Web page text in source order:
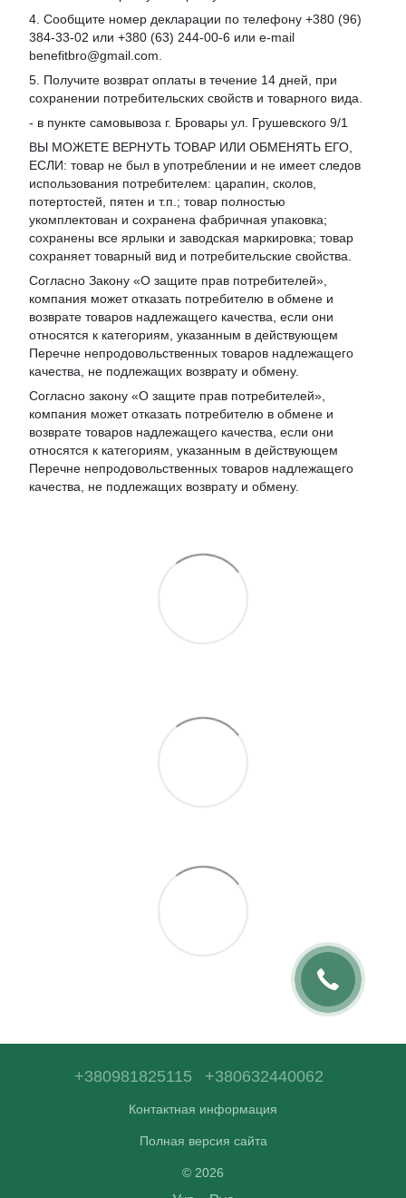
4. Сообщите номер декларации по телефону +380 (96)
384-33-02 или +380 (63) 244-00-6 или e-mail
benefitbro@gmail.com.
5. Получите возврат оплаты в течение 14 дней, при
сохранении потребительских свойств и товарного вида.
- в пункте самовывоза г. Бровары ул. Грушевского 9/1
ВЫ МОЖЕТЕ ВЕРНУТЬ ТОВАР ИЛИ ОБМЕНЯТЬ ЕГО,
ЕСЛИ: товар не был в употреблении и не имеет следов
использования потребителем: царапин, сколов,
потертостей, пятен и т.п.; товар полностью
укомплектован и сохранена фабричная упаковка;
сохранены все ярлыки и заводская маркировка; товар
сохраняет товарный вид и потребительские свойства.
Согласно Закону «О защите прав потребителей»,
компания может отказать потребителю в обмене и
возврате товаров надлежащего качества, если они
относятся к категориям, указанным в действующем
Перечне непродовольственных товаров надлежащего
качества, не подлежащих возврату и обмену.
Согласно закону «О защите прав потребителей»,
компания может отказать потребителю в обмене и
возврате товаров надлежащего качества, если они
относятся к категориям, указанным в действующем
Перечне непродовольственных товаров надлежащего
качества, не подлежащих возврату и обмену.
+380981825115 +380632440062
Контактная информация
Полная версия сайта
© 2026